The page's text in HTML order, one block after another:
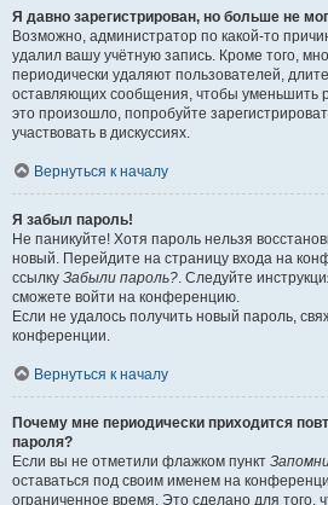
Я давно зарегистрирован, но больше не
Возможно, администратор по какой-то
удалил вашу учётную запись. Кроме того,
периодически удаляют пользователей,
оставляющих сообщения, чтобы уменьшить
это произошло, попробуйте
участвовать в дискуссиях.
Вернуться к началу
Я забыл пароль!
Не паникуйте! Хотя пароль нельзя
новый. Перейдите на страницу входа на
ссылку Забыли пароль?. Следуйте
сможете войти на конференцию.
Если не удалось получить новый пароль,
конференции.
Вернуться к началу
Почему мне периодически приходится
пароля?
Если вы не отметили флажком пункт
оставаться под своим именем на
ограниченное время. Это сделано для того,